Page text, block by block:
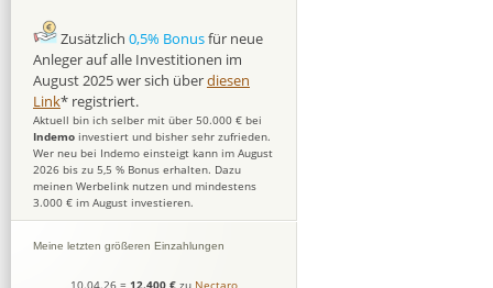
Zusätzlich 0,5% Bonusfür neue
Anleger auf alle Investitionen im
August 2025 wer sich überdiesen
Link* registriert.
Aktuell bin ich selber mit über 50.000 € bei
Indemo investiert und bisher sehr zufrieden.
Wer neu bei Indemo einsteigt kann im August
2026 bis zu 5,5 % Bonus erhalten. Dazu
meinen Werbelink nutzen und mindestens
3.000 € im August investieren.
Meine letzten größeren Einzahlungen